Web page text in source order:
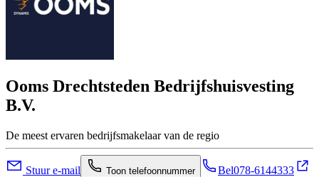
Ooms Drechtsteden Bedrijfshuisvesting
B.V.
De meest ervaren bedrijfsmakelaar van de regio
Stuur e-mail Toon telefoonnummer Bel078-6144333